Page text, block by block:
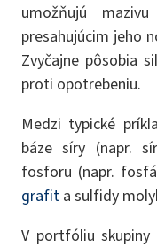
umožňujú
presahujúcim jeho
Zvyčajne pôsobia
proti opotrebeniu.
Medzi typické
báze síry (napr.
fosforu (napr.
grafit a sulfidy
V portfóliu skupiny